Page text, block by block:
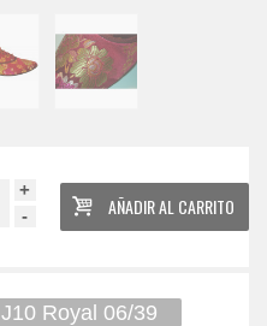
-
+
AÑADIR AL CARRITO
J10 Royal 06/39